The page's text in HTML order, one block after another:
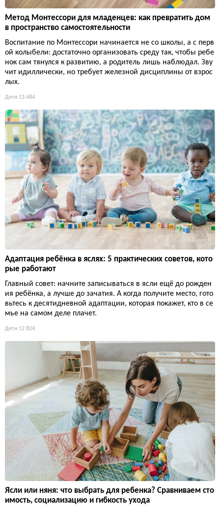
Метод Монтессори для младенцев: как превратить дом
в пространство самостоятельности
Воспитание по Монтессори начинается не со школы, а с перв
ой колыбели: достаточно организовать среду так, чтобы ребе
нок сам тянулся к развитию, а родитель лишь наблюдал. Зву
чит идиллически, но требует железной дисциплины от взрос
лых.
Дети 13 484
Адаптация ребёнка в яслях: 5 практических советов, кото
рые работают
Главный совет: начните записываться в ясли ещё до рожден
ия ребёнка, а лучше до зачатия. А когда получите место, гото
вьтесь к десятидневной адаптации, которая покажет, кто в се
мье на самом деле плачет.
Дети 12 824
Ясли или няня: что выбрать для ребенка? Сравниваем сто
имость, социализацию и гибкость ухода